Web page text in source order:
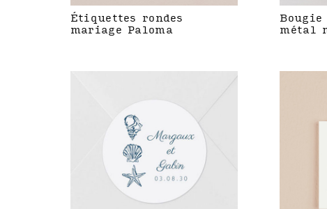
Étiquettes rondes
mariage Paloma
Bougie
métal